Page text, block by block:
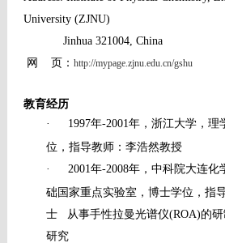
University (ZJNU)
Jinhua 321004, China
网
页： http://mypage.zjnu.edu.cn/gshu
教育经历
·
1997年-2001年，浙江大学，理
位，指导教师：李浩然教授
·
2001年-2008年，中科院大连化
础国家重点实验室，博士学位，指
士
从事手性拉曼光谱仪(ROA)的
研究